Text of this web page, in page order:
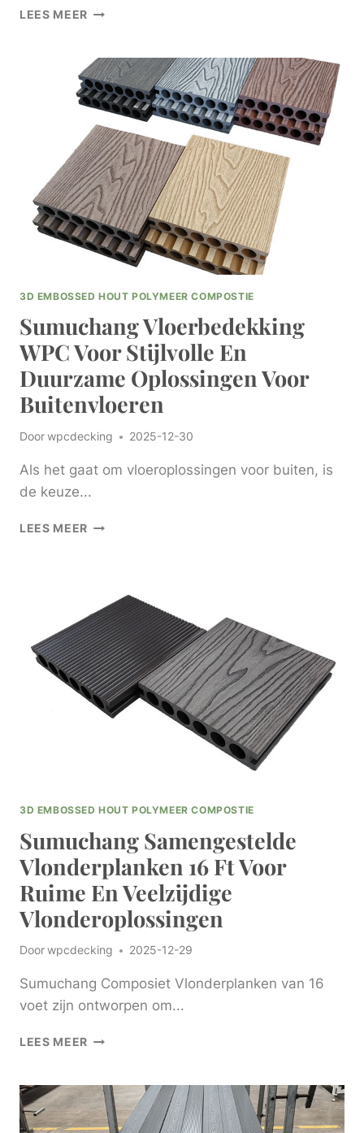
LEES MEER MEER
HET
GEWICHT
VAN
COMPOSIETTERRASSEN
BIJ
SUMUCHANG
VOOR
WELOVERWOGEN
AANKOOPBESLISSINGEN
3D EMBOSSED HOUT POLYMEER COMPOSTIE
Sumuchang Vloerbedekking
WPC Voor Stijlvolle En
Duurzame Oplossingen Voor
Buitenvloeren
Doorwpcdecking 2025-12-30
Als het gaat om vloeroplossingen voor buiten, is
de keuze...
LEES MEER SUMUCHANG
STIJLVOLLE
EN
DUURZAME
OPLOSSINGEN
VOOR
BUITENVLOEREN
3D EMBOSSED HOUT POLYMEER COMPOSTIE
Sumuchang Samengestelde
Vlonderplanken 16 Ft Voor
Ruime En Veelzijdige
Vlonderoplossingen
Doorwpcdecking 2025-12-29
Sumuchang Composiet Vlonderplanken van 16
voet zijn ontworpen om...
LEES MEER SUMUCHANG
16
VOOR